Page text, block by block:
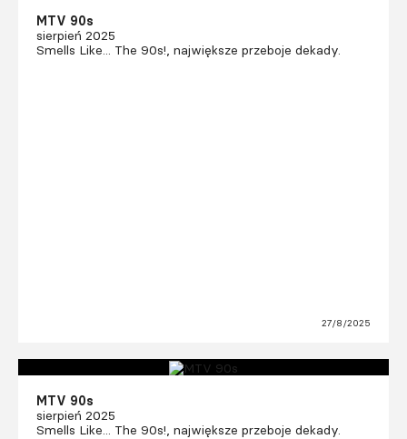
MTV 90s
sierpień 2025
Smells Like... The 90s!, największe przeboje dekady.
27/8/2025
MTV 90s
sierpień 2025
Smells Like... The 90s!, największe przeboje dekady.